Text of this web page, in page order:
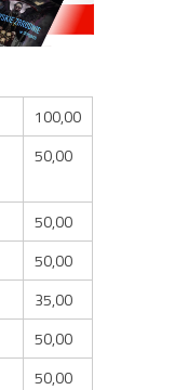
100,00
50,00
50,00
50,00
35,00
50,00
50,00